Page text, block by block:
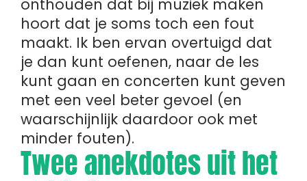
onthouden dat bij muziek maken
hoort dat je soms toch een fout
maakt. Ik ben ervan overtuigd dat
je dan kunt oefenen, naar de les
kunt gaan en concerten kunt geven
met een veel beter gevoel (en
waarschijnlijk daardoor ook met
minder fouten).
Twee anekdotes uit het